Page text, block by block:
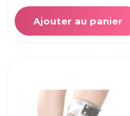
Ajouter au panier